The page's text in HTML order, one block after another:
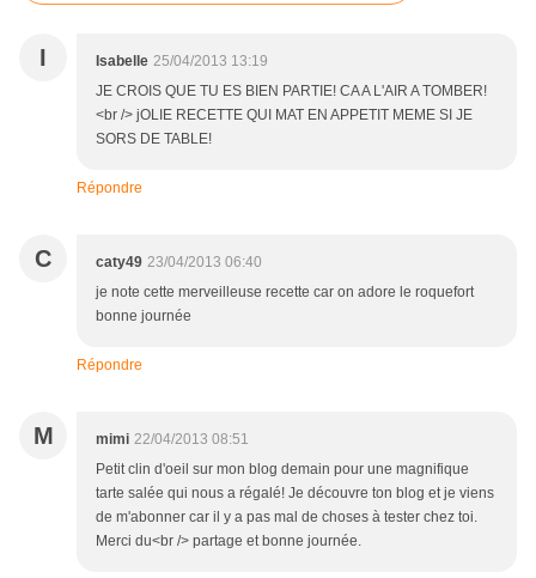
I Isabelle 25/04/2013 13:19
JE CROIS QUE TU ES BIEN PARTIE! CA A L'AIR A TOMBER!
<br /> jOLIE RECETTE QUI MAT EN APPETIT MEME SI JE
SORS DE TABLE!
Répondre
C caty49 23/04/2013 06:40
je note cette merveilleuse recette car on adore le roquefort
bonne journée
Répondre
M mimi 22/04/2013 08:51
Petit clin d'oeil sur mon blog demain pour une magnifique
tarte salée qui nous a régalé! Je découvre ton blog et je viens
de m'abonner car il y a pas mal de choses à tester chez toi.
Merci du<br /> partage et bonne journée.